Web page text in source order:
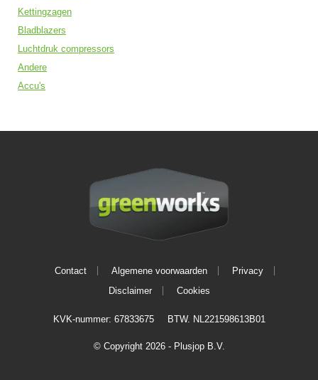
Kettingzagen
Bladblazers
Luchtdruk compressors
Andere
Accu's
Contact Algemene voorwaarden
Privacy
Disclaimer
Cookies
KVK-nummer: 67833675 BTW. NL221598613B01
© Copyright 2026 - Plusjop B.V.